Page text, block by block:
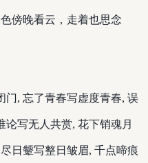
傍晚看云，走着也思念
门, 忘了青春写虚度青春, 误
论写无人共赏, 花下销魂月
日颦写整日皱眉, 千点啼痕